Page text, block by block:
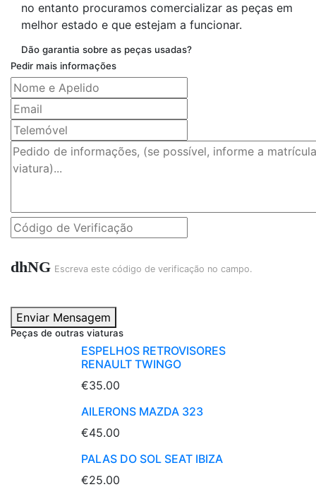
no entanto procuramos comercializar as peças em
melhor estado e que estejam a funcionar.
Dão garantia sobre as peças usadas?
Pedir mais informações
dhNG Escreva este código de verificação no campo.
Enviar Mensagem
Peças de outras viaturas
ESPELHOS RETROVISORES
RENAULT TWINGO
€35.00
AILERONS MAZDA 323
€45.00
PALAS DO SOL SEAT IBIZA
€25.00